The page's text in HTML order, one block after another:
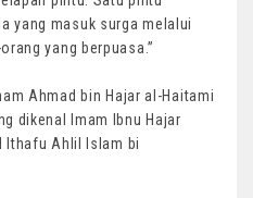
yang masuk surga melalui
yang berpuasa.”
Ahmad bin Hajar al-Haitami
dikenal Imam Ibnu Hajar
Ithafu Ahlil Islam bi